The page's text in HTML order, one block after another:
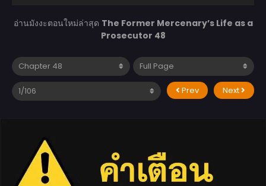
อ่านมังงะตอนใหม่ล่าสุด The Former Mercenary’s Life as a
Prosecutor 48
Prev Next